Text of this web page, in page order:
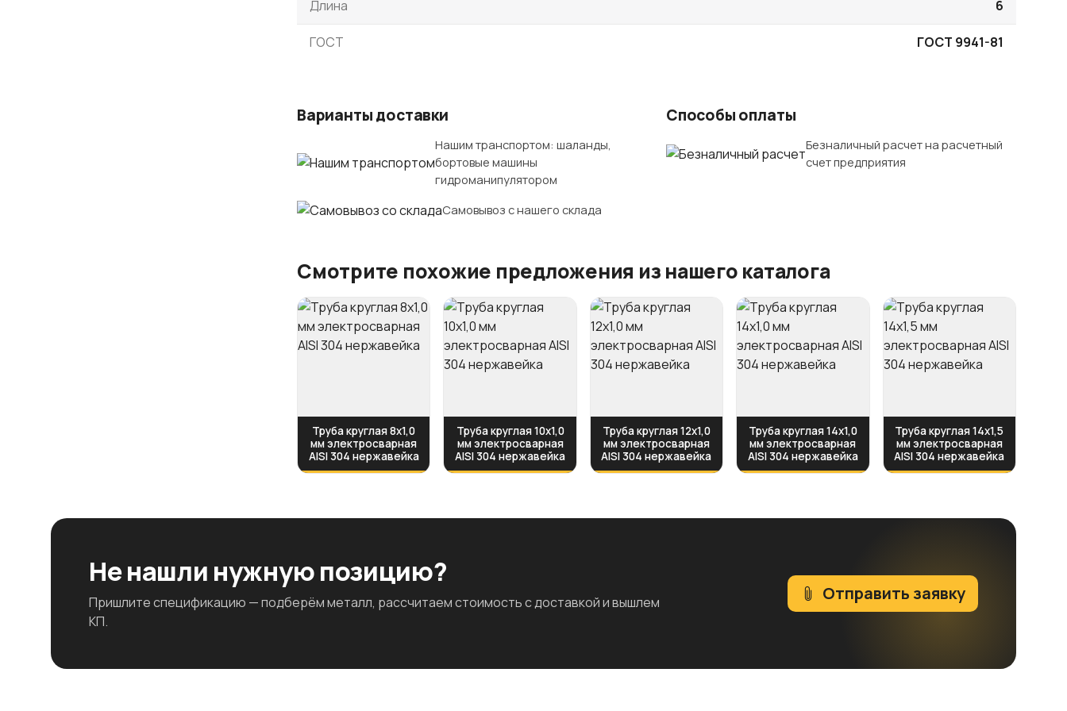
Длина 6
ГОСТ ГОСТ 9941-81
Варианты доставки
Нашим транспортом: шаланды,
бортовые машины
гидроманипулятором
Самовывоз с нашего склада
Способы оплаты
Безналичный расчет на расчетный
счет предприятия
Смотрите похожие предложения из нашего каталога
Труба круглая 8х1,0
мм электросварная
AISI 304 нержавейка
Труба круглая 10х1,0
мм электросварная
AISI 304 нержавейка
Труба круглая 12х1,0
мм электросварная
AISI 304 нержавейка
Труба круглая 14х1,0
мм электросварная
AISI 304 нержавейка
Труба круглая 14х1,5
мм электросварная
AISI 304 нержавейка
Не нашли нужную позицию?
Пришлите спецификацию — подберём металл, рассчитаем стоимость с доставкой и вышлем
КП.
Отправить заявку